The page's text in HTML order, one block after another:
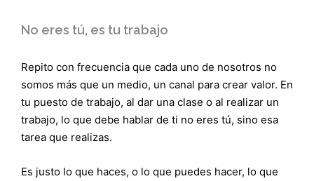
No eres tú, es tu trabajo
Repito con frecuencia que cada uno de nosotros no
somos más que un medio, un canal para crear valor. En
tu puesto de trabajo, al dar una clase o al realizar un
trabajo, lo que debe hablar de ti no eres tú, sino esa
tarea que realizas.
Es justo lo que haces, o lo que puedes hacer, lo que